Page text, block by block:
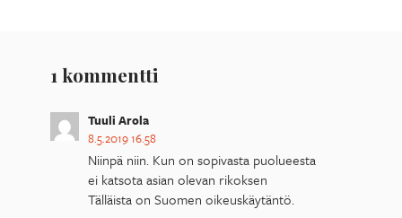
1 kommentti
Tuuli Arola
8.5.2019 16.58
Niinpä niin. Kun on sopivasta puolueesta
ei katsota asian olevan rikoksen
Tälläista on Suomen oikeuskäytäntö.